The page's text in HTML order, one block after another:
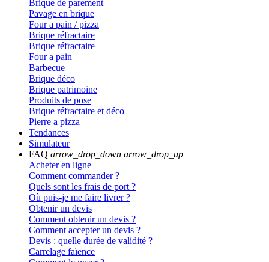
Brique de parement
Pavage en brique
Four a pain / pizza
Brique réfractaire
Brique réfractaire
Four a pain
Barbecue
Brique déco
Brique patrimoine
Produits de pose
Brique réfractaire et déco
Pierre a pizza
Tendances
Simulateur
FAQ arrow_drop_down arrow_drop_up
Acheter en ligne
Comment commander ?
Quels sont les frais de port ?
Où puis-je me faire livrer ?
Obtenir un devis
Comment obtenir un devis ?
Comment accepter un devis ?
Devis : quelle durée de validité ?
Carrelage faïence